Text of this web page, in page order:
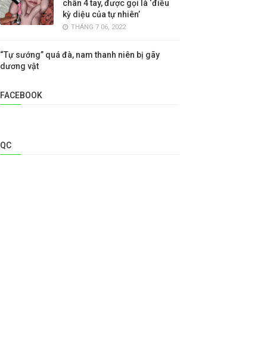
chân 4 tay, được gọi là ‘điều
kỳ diệu của tự nhiên’
THÁNG 7 06, 2022
“Tự sướng” quá đà, nam thanh niên bị gãy
dương vật
FACEBOOK
QC